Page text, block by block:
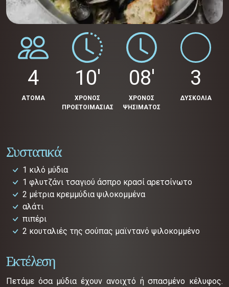
4
ΑΤΟΜΑ
10'
ΧΡΟΝΟΣ
ΠΡΟΕΤΟΙΜΑΣΙΑΣ
08'
ΧΡΟΝΟΣ
ΨΗΣΙΜΑΤΟΣ
3
ΔΥΣΚΟΛΙΑ
Συστατικά
1 κιλό μύδια
1 φλυτζάνι τσαγιού άσπρο κρασί αρετσίνωτο
2 μέτρια κρεμμύδια ψιλοκομμένα
αλάτι
πιπέρι
2 κουταλιές της σούπας μαϊντανό ψιλοκομμένο
Εκτέλεση
Πετάμε όσα μύδια έχουν ανοιχτό ή σπασμένο κέλυφος.